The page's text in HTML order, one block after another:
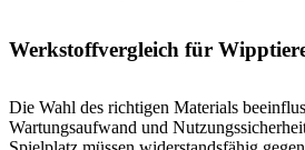
Werkstoffvergleich für
Die Wahl des richtigen Materials
Wartungsaufwand und